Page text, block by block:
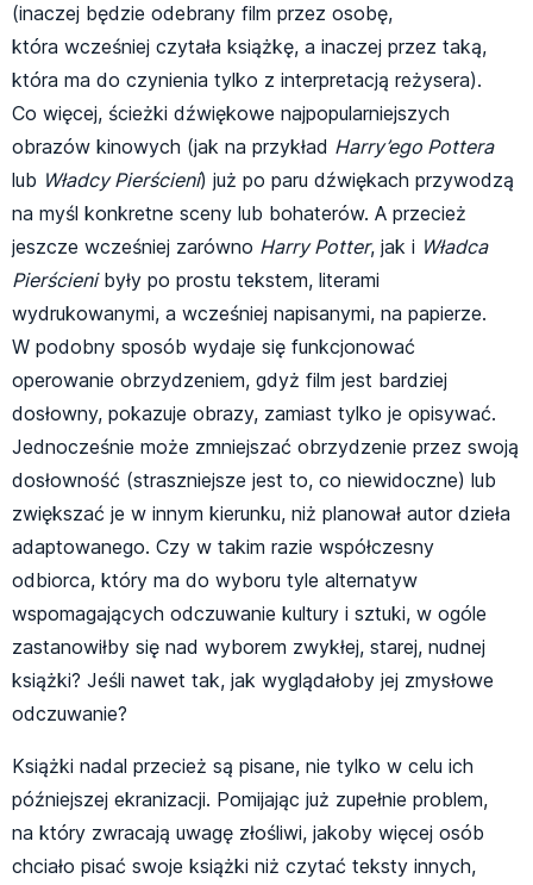
(inaczej będzie odebrany film przez osobę,
która wcześniej czytała książkę, a inaczej przez taką,
która ma do czynienia tylko z interpretacją reżysera).
Co więcej, ścieżki dźwiękowe najpopularniejszych
obrazów kinowych (jak na przykład Harry’ego Pottera
lub Władcy Pierścieni) już po paru dźwiękach przywodzą
na myśl konkretne sceny lub bohaterów. A przecież
jeszcze wcześniej zarówno Harry Potter, jak i Władca
Pierścienibyły po prostu tekstem, literami
wydrukowanymi, a wcześniej napisanymi, na papierze.
W podobny sposób wydaje się funkcjonować
operowanie obrzydzeniem, gdyż film jest bardziej
dosłowny, pokazuje obrazy, zamiast tylko je opisywać.
Jednocześnie może zmniejszać obrzydzenie przez swoją
dosłowność (straszniejsze jest to, co niewidoczne) lub
zwiększać je w innym kierunku, niż planował autor dzieła
adaptowanego. Czy w takim razie współczesny
odbiorca, który ma do wyboru tyle alternatyw
wspomagających odczuwanie kultury i sztuki, w ogóle
zastanowiłby się nad wyborem zwykłej, starej, nudnej
książki? Jeśli nawet tak, jak wyglądałoby jej zmysłowe
odczuwanie?
Książki nadal przecież są pisane, nie tylko w celu ich
późniejszej ekranizacji. Pomijając już zupełnie problem,
na który zwracają uwagę złośliwi, jakoby więcej osób
chciało pisać swoje książki niż czytać teksty innych,